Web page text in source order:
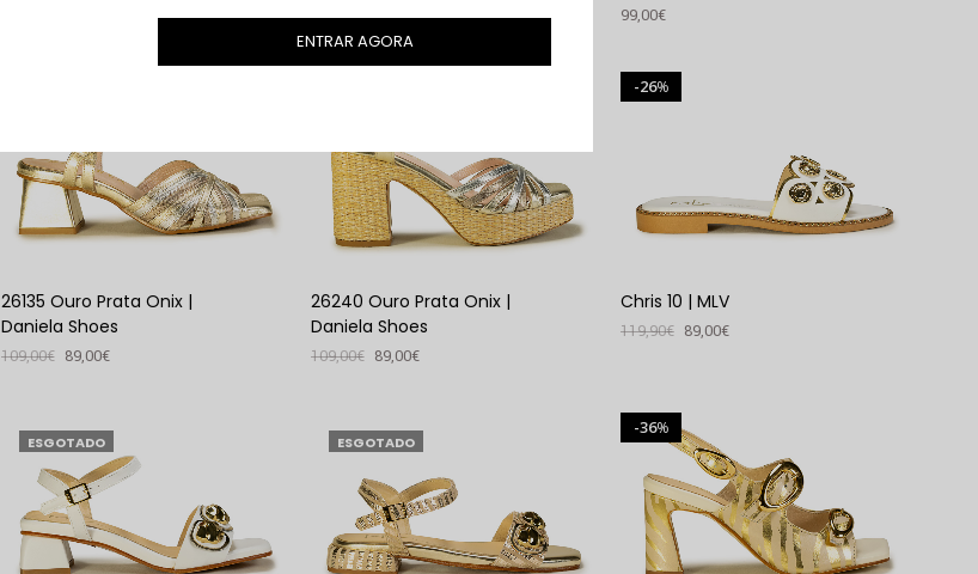
99,00€ 89,00€ 99,00€
26135 Ouro Prata Onix |
Daniela Shoes
109,00€ 89,00€
26240 Ouro Prata Onix |
Daniela Shoes
109,00€ 89,00€
%
26
Chris 10 | MLV
119,90€ 89,00€
ESGOTADO ESGOTADO
%
36
ENTRAR AGORA